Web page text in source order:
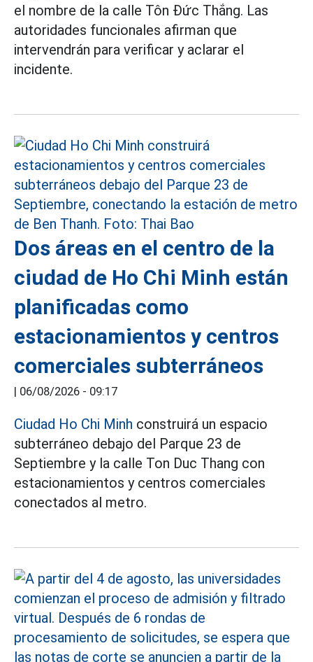
el nombre de la calle Tôn Đức Thắng. Las
autoridades funcionales afirman que
intervendrán para verificar y aclarar el
incidente.
Dos áreas en el centro de la
ciudad de Ho Chi Minh están
planificadas como
estacionamientos y centros
comerciales subterráneos
| 06/08/2026 - 09:17
Ciudad Ho Chi Minh construirá un espacio
subterráneo debajo del Parque 23 de
Septiembre y la calle Ton Duc Thang con
estacionamientos y centros comerciales
conectados al metro.